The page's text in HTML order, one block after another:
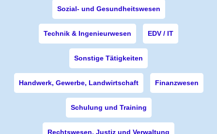
Sozial- und Gesundheitswesen
Technik & Ingenieurwesen EDV / IT
Sonstige Tätigkeiten
Handwerk, Gewerbe, Landwirtschaft Finanzwesen
Schulung und Training
Rechtswesen, Justiz und Verwaltung